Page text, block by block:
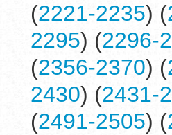
(2221-2235) (
2295) (2296-
(2356-2370) (
2430) (2431-
(2491-2505) (